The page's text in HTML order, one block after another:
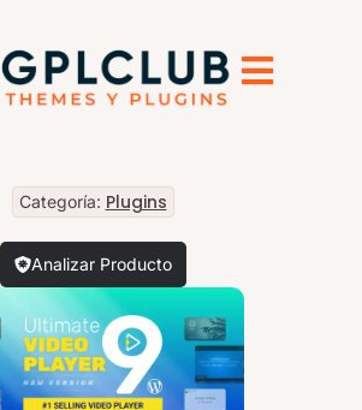
Categoría: Plugins
Analizar Producto